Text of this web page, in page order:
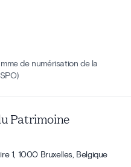
de numérisation de la
Patrimoine
1, 1000 Bruxelles, Belgique